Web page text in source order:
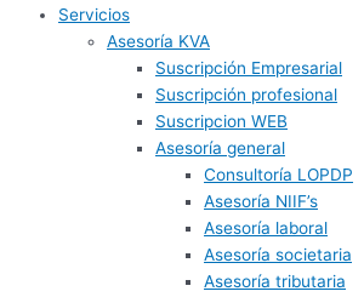
Servicios
Asesoría KVA
Suscripción Empresarial
Suscripción profesional
Suscripcion WEB
Asesoría general
Consultoría LOPDP
Asesoría NIIF’s
Asesoría laboral
Asesoría societaria
Asesoría tributaria